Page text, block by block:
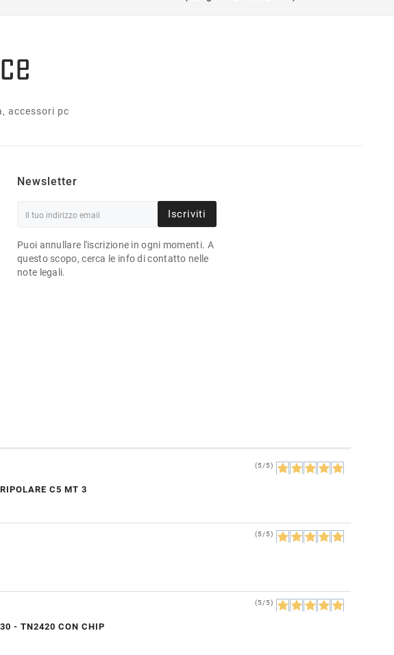
accessori pc
Newsletter
Iscriviti
Puoi annullare l'iscrizione in ogni momenti. A
questo scopo, cerca le info di contatto nelle
note legali.
(5/5)
C5 MT 3
(5/5)
(5/5)
- TN2420 CON CHIP